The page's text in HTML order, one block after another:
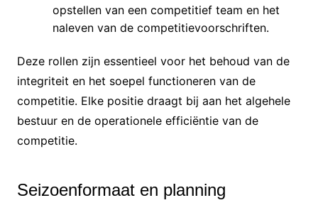
opstellen van een competitief team en het
naleven van de competitievoorschriften.
Deze rollen zijn essentieel voor het behoud van de
integriteit en het soepel functioneren van de
competitie. Elke positie draagt bij aan het algehele
bestuur en de operationele efficiëntie van de
competitie.
Seizoenformaat en planning